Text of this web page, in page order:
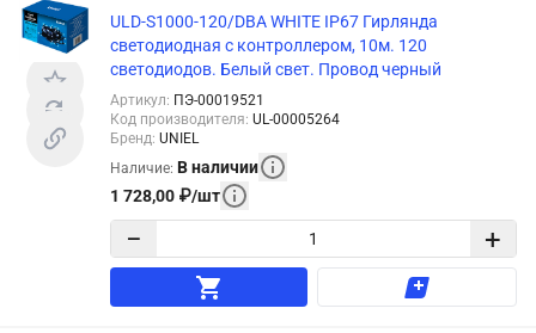
ULD-S1000-120/DBA WHITE IP67 Гирлянда
светодиодная с контроллером, 10м. 120
светодиодов. Белый свет. Провод черный
Артикул: ПЭ-00019521
Код производителя: UL-00005264
Бренд: UNIEL
Наличие: В наличии
1 728,00 ₽/шт
− +